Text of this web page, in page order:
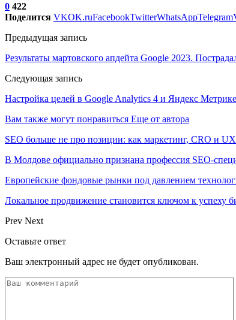
0 422
Поделится VKOK.ruFacebookTwitterWhatsAppTelegram
Предыдущая запись
Результаты мартовского апдейта Google 2023.
Следующая запись
Настройка целей в Google Analytics 4 и Яндекс
Вам также могут понравиться Еще от автора
SEO больше не про позиции: как маркетинг, CRO и
В Молдове официально признана профессия SEO-
Европейские фондовые рынки под давлением
Локальное продвижение становится ключом к успеху
Prev Next
Оставьте ответ
Ваш электронный адрес не будет опубликован.